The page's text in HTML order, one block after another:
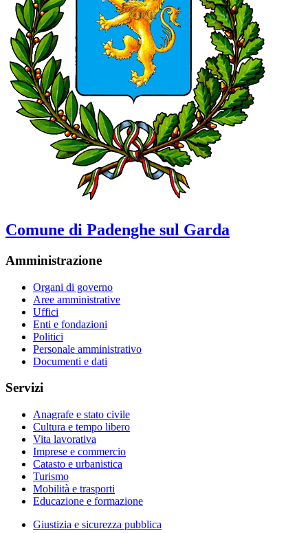
Comune di Padenghe sul Garda
Amministrazione
Organi di governo
Aree amministrative
Uffici
Enti e fondazioni
Politici
Personale amministrativo
Documenti e dati
Servizi
Anagrafe e stato civile
Cultura e tempo libero
Vita lavorativa
Imprese e commercio
Catasto e urbanistica
Turismo
Mobilità e trasporti
Educazione e formazione
Giustizia e sicurezza pubblica